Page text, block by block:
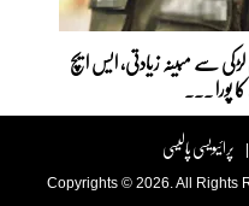
سے مبینہ زیادتی، ایس ایچ
پورا ...
پرائیویسی پالیسی
Copyrights © 2026. All Rights